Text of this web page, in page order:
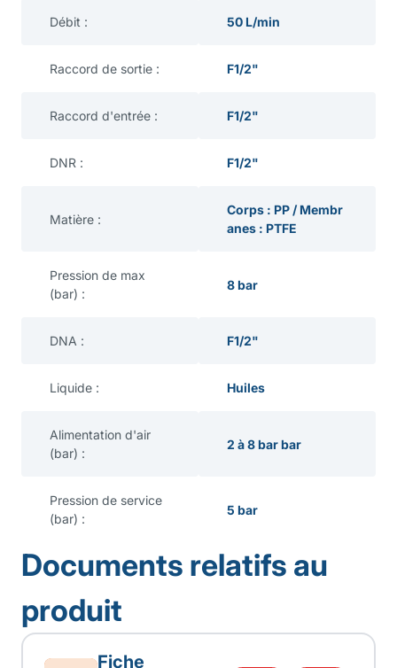
Débit : 50 L/min
Raccord de sortie : F1/2"
Raccord d'entrée : F1/2"
DNR : F1/2"
Matière :
Corps : PP / Membr
anes : PTFE
Pression de max
(bar) :
8 bar
DNA : F1/2"
Liquide : Huiles
Alimentation d'air
(bar) :
2 à 8 bar bar
Pression de service
(bar) :
5 bar
Documents relatifs au
produit
Fiche